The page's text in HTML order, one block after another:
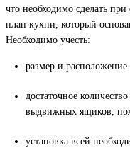
что необходимо сделать
план кухни, который
Необходимо учесть:
размер и
достаточное
выдвижных ящиков,
установка всей